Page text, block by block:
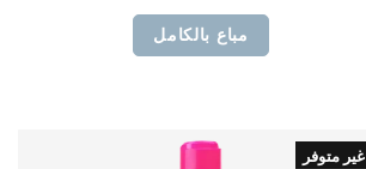
مباع بالكامل
غير متوفر